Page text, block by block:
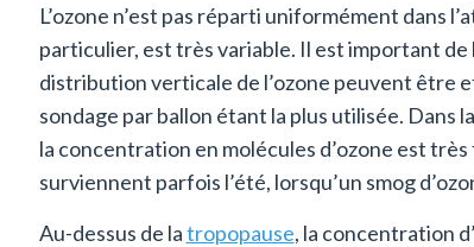
L’ozone n’est pas réparti uniformément dans
particulier, est très variable. Il est important
distribution verticale de l’ozone peuvent être
sondage par ballon étant la plus utilisée. Dans la
la concentration en molécules d’ozone est très
surviennent parfois l’été, lorsqu’un smog
Au-dessus de latropopause, la concentration